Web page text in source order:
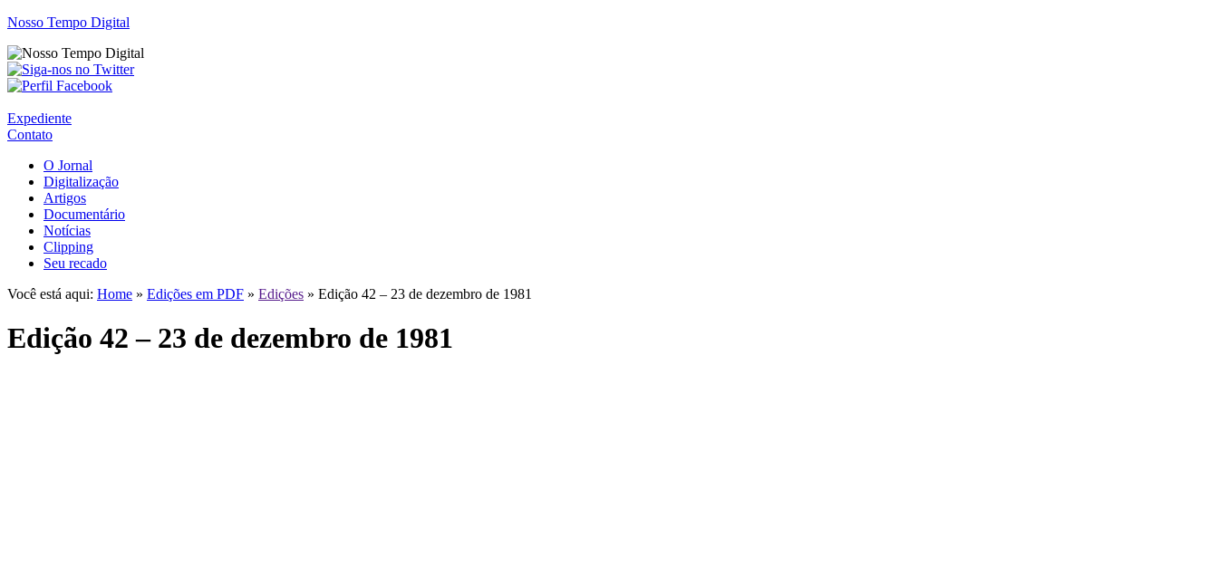
Nosso Tempo Digital
Expediente
Contato
O Jornal
Digitalização
Artigos
Documentário
Notícias
Clipping
Seu recado
Você está aqui: Home » Edições em PDF » Edições » Edição 42 – 23 de dezembro de 1981
Edição 42 – 23 de dezembro de 1981